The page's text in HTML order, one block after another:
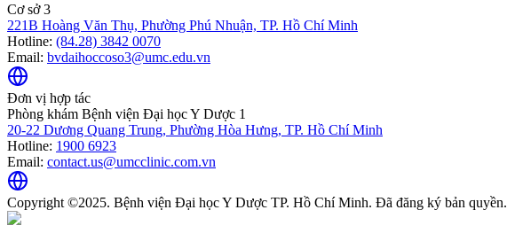
Cơ sở 3
221B Hoàng Văn Thụ, Phường Phú Nhuận, TP. Hồ Chí Minh
Hotline: (84.28) 3842 0070
Email: bvdaihoccoso3@umc.edu.vn
Đơn vị hợp tác
Phòng khám Bệnh viện Đại học Y Dược 1
20-22 Dương Quang Trung, Phường Hòa Hưng, TP. Hồ Chí Minh
Hotline: 1900 6923
Email: contact.us@umcclinic.com.vn
Copyright ©2025. Bệnh viện Đại học Y Dược TP. Hồ Chí Minh. Đã đăng ký bản quyền.